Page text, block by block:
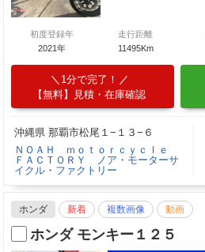
初度登録年
2021年
走行距離
11495Km
1分で完了！
【無料】見積・在庫確認
沖縄県 那覇市松尾１−１３−６
ＮＯＡＨ ｍｏｔｏｒｃｙｃｌｅ
ＦＡＣＴＯＲＹ ノア・モーターサ
イクル・ファクトリー
ホンダ 新着 複数画像 動画
ホンダ モンキー１２５